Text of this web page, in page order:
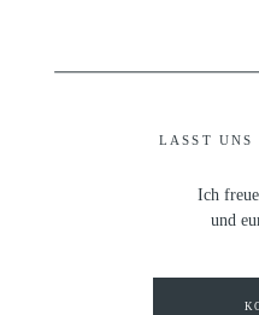
LASST UNS
Ich
und